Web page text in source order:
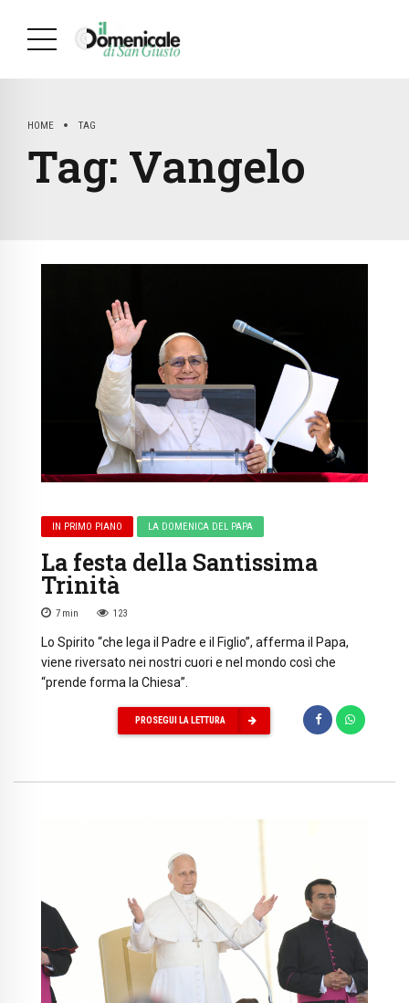
HOME TAG
Tag: Vangelo
IN PRIMO PIANO LA DOMENICA DEL PAPA
La festa della Santissima
Trinità
7 min 123
Lo Spirito “che lega il Padre e il Figlio”, afferma il Papa,
viene riversato nei nostri cuori e nel mondo così che
“prende forma la Chiesa”.
PROSEGUI LA LETTURA